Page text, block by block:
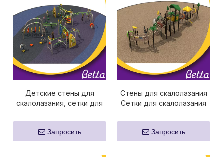
Детские стены для
скалолазания, сетки для
площадка
Запросить
Стены для скалолазания
Сетки для скалолазания
Запросить